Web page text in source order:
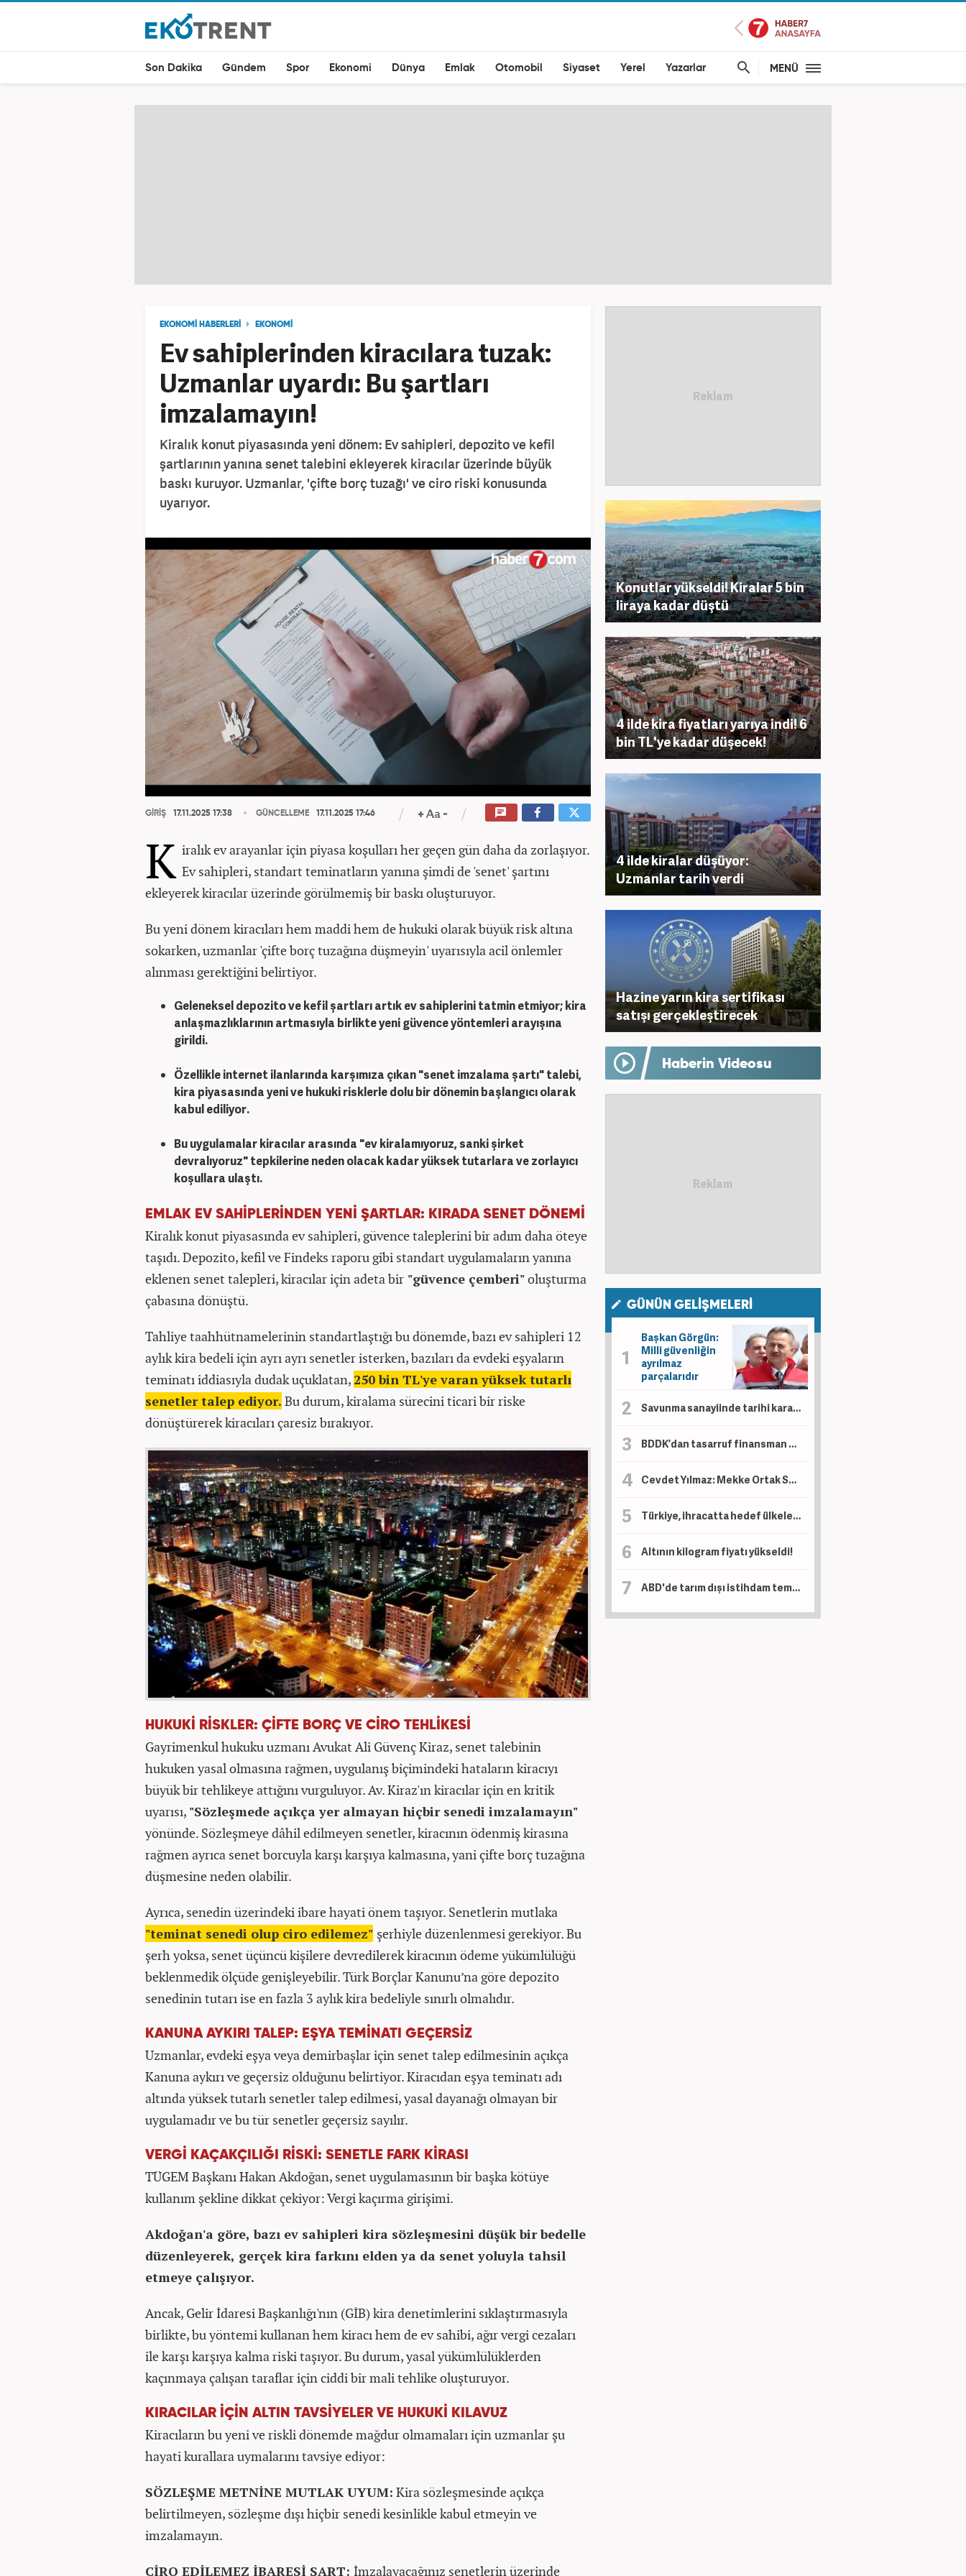
Son Dakika Gündem Spor Ekonomi Dünya Emlak Otomobil Siyaset Yerel Yazarlar MENÜ
EKONOMİ HABERLERİ EKONOMİ
Ev sahiplerinden kiracılara tuzak:
Uzmanlar uyardı: Bu şartları
imzalamayın!
Kiralık konut piyasasında yeni dönem: Ev sahipleri, depozito ve kefil
şartlarının yanına senet talebini ekleyerek kiracılar üzerinde büyük
baskı kuruyor. Uzmanlar, 'çifte borç tuzağı' ve ciro riski konusunda
uyarıyor.
GİRİŞ 17.11.2025 17:38 GÜNCELLEME 17.11.2025 17:46
K iralık ev arayanlar için piyasa koşulları her geçen gün daha da zorlaşıyor.
Ev sahipleri, standart teminatların yanına şimdi de 'senet' şartını
ekleyerek kiracılar üzerinde görülmemiş bir baskı oluşturuyor.
Bu yeni dönem kiracıları hem maddi hem de hukuki olarak büyük risk altına
sokarken, uzmanlar 'çifte borç tuzağına düşmeyin' uyarısıyla acil önlemler
alınması gerektiğini belirtiyor.
Geleneksel depozito ve kefil şartları artık ev sahiplerini tatmin etmiyor; kira
anlaşmazlıklarının artmasıyla birlikte yeni güvence yöntemleri arayışına
girildi.
Özellikle internet ilanlarında karşımıza çıkan "senet imzalama şartı" talebi,
kira piyasasında yeni ve hukuki risklerle dolu bir dönemin başlangıcı olarak
kabul ediliyor.
Bu uygulamalar kiracılar arasında "ev kiralamıyoruz, sanki şirket
devralıyoruz" tepkilerine neden olacak kadar yüksek tutarlara ve zorlayıcı
koşullara ulaştı. ​
EMLAK EV SAHİPLERİNDEN YENİ ŞARTLAR: KIRADA SENET DÖNEMİ
Kiralık konut piyasasında ev sahipleri, güvence taleplerini bir adım daha öteye
taşıdı. Depozito, kefil ve Findeks raporu gibi standart uygulamaların yanına
eklenen senet talepleri, kiracılar için adeta bir "güvence çemberi"oluşturma
çabasına dönüştü.
Tahliye taahhütnamelerinin standartlaştığı bu dönemde, bazı ev sahipleri 12
aylık kira bedeli için ayrı ayrı senetler isterken, bazıları da evdeki eşyaların
teminatı iddiasıyla dudak uçuklatan, 250 bin TL'ye varan yüksek tutarlı
senetler talep ediyor. Bu durum, kiralama sürecini ticari bir riske
dönüştürerek kiracıları çaresiz bırakıyor.
​HUKUKİ RİSKLER: ÇİFTE BORÇ VE CİRO TEHLİKESİ ​
Gayrimenkul hukuku uzmanı Avukat Ali Güvenç Kiraz, senet talebinin
hukuken yasal olmasına rağmen, uygulanış biçimindeki hataların kiracıyı
büyük bir tehlikeye attığını vurguluyor. Av. Kiraz'ın kiracılar için en kritik
uyarısı, "Sözleşmede açıkça yer almayan hiçbir senedi imzalamayın"
yönünde. Sözleşmeye dâhil edilmeyen senetler, kiracının ödenmiş kirasına
rağmen ayrıca senet borcuyla karşı karşıya kalmasına, yani çifte borç tuzağına
düşmesine neden olabilir. ​
Ayrıca, senedin üzerindeki ibare hayati önem taşıyor. Senetlerin mutlaka
"teminat senedi olup ciro edilemez" şerhiyle düzenlenmesi gerekiyor. Bu
şerh yoksa, senet üçüncü kişilere devredilerek kiracının ödeme yükümlülüğü
beklenmedik ölçüde genişleyebilir. Türk Borçlar Kanunu’na göre depozito
senedinin tutarı ise en fazla 3 aylık kira bedeliyle sınırlı olmalıdır.
​KANUNA AYKIRI TALEP: EŞYA TEMİNATI GEÇERSİZ ​
Uzmanlar, evdeki eşya veya demirbaşlar için senet talep edilmesinin açıkça
Kanuna aykırı ve geçersiz olduğunu belirtiyor. Kiracıdan eşya teminatı adı
altında yüksek tutarlı senetler talep edilmesi, yasal dayanağı olmayan bir
uygulamadır ve bu tür senetler geçersiz sayılır.
​VERGİ KAÇAKÇILIĞI RİSKİ: SENETLE FARK KİRASI
TÜGEM Başkanı Hakan Akdoğan, senet uygulamasının bir başka kötüye
kullanım şekline dikkat çekiyor: Vergi kaçırma girişimi.
Akdoğan'a göre, bazı ev sahipleri kira sözleşmesini düşük bir bedelle
düzenleyerek, gerçek kira farkını elden ya da senet yoluyla tahsil
etmeye çalışıyor.
Ancak, Gelir İdaresi Başkanlığı'nın (GİB) kira denetimlerini sıklaştırmasıyla
birlikte, bu yöntemi kullanan hem kiracı hem de ev sahibi, ağır vergi cezaları
ile karşı karşıya kalma riski taşıyor. Bu durum, yasal yükümlülüklerden
kaçınmaya çalışan taraflar için ciddi bir mali tehlike oluşturuyor. ​
KIRACILAR İÇİN ALTIN TAVSİYELER VE HUKUKİ KILAVUZ
​Kiracıların bu yeni ve riskli dönemde mağdur olmamaları için uzmanlar şu
hayati kurallara uymalarını tavsiye ediyor: ​
SÖZLEŞME METNİNE MUTLAK UYUM: Kira sözleşmesinde açıkça
belirtilmeyen, sözleşme dışı hiçbir senedi kesinlikle kabul etmeyin ve
imzalamayın. ​
CİRO EDİLEMEZ İBARESİ ŞART: İmzalayacağınız senetlerin üzerinde
Konutlar yükseldi! Kiralar 5 bin
liraya kadar düştü
4 ilde kira fiyatları yarıya indi! 6
bin TL'ye kadar düşecek!
4 ilde kiralar düşüyor:
Uzmanlar tarih verdi
Hazine yarın kira sertifikası
satışı gerçekleştirecek
Haberin Videosu
GÜNÜN GELİŞMELERİ
Başkan Görgün:
Milli güvenliğin
ayrılmaz
parçalarıdır
Savunma sanayiinde tarihi karar! İki dev milli motor için birleşiyor
BDDK’dan tasarruf finansman düzenlemesi! Taşıt, konut ve iş yerinde limitler değişti
Cevdet Yılmaz: Mekke Ortak Savunma Anlaşması tarihi bir adımdır
Türkiye, ihracatta hedef ülkelere 6 ayda 94 milyar dolarlık satış yaptı
Altının kilogram fiyatı yükseldi!
ABD'de tarım dışı istihdam temmuzda beklentilerin aksine geriledi